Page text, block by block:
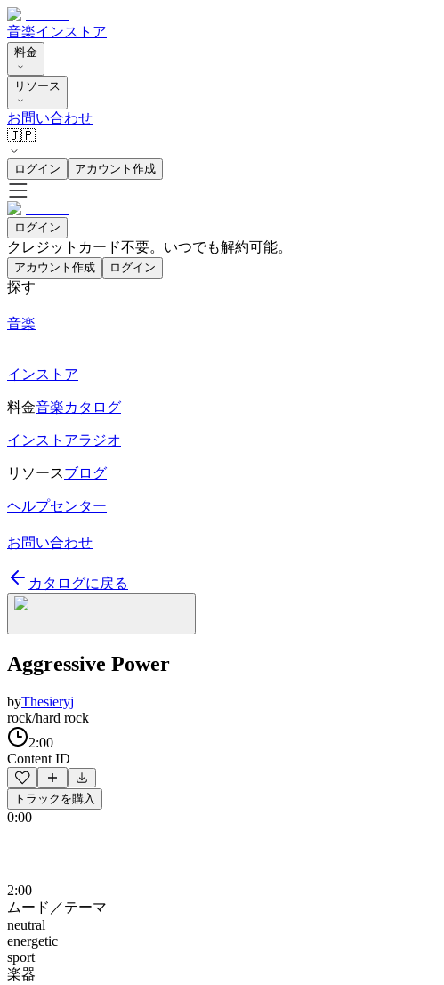
音楽インストア
料金
リソース
お問い合わせ
🇯🇵
ログイン アカウント作成
ログイン
クレジットカード不要。いつでも解約可能。
アカウント作成 ログイン
探す
音楽
インストア
料金音楽カタログ
インストアラジオ
リソースブログ
ヘルプセンター
お問い合わせ
カタログに戻る
Aggressive Power
byThesieryj
rock/hard rock
2:00
Content ID
トラックを購入
0:00
2:00
ムード／テーマ
neutral
energetic
sport
楽器